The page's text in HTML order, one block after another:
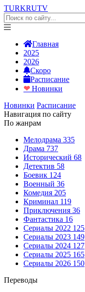
TURKRUTV
Главная
2025
2026
Скоро
Расписание
❤Новинки
Новинки Расписание
Навигация по сайту
По жанрам
Мелодрама 335
Драма 737
Исторический 68
Детектив 58
Боевик 124
Военный 36
Комедия 205
Криминал 119
Приключения 36
Фантастика 16
Сериалы 2022 125
Сериалы 2023 149
Сериалы 2024 127
Сериалы 2025 165
Сериалы 2026 150
Переводы